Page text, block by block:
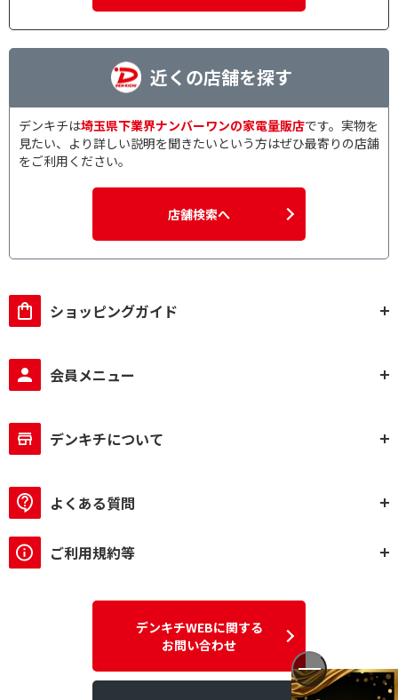
近くの店舗を探す
デンキチは埼玉県下業界ナンバーワンの家電量販店です。実物を
見たい、より詳しい説明を聞きたいという方はぜひ最寄りの店舗
をご利用ください。
店舗検索へ
ショッピングガイド
会員メニュー
デンキチについて
よくある質問
ご利用規約等
デンキチWEBに関する
お問い合わせ